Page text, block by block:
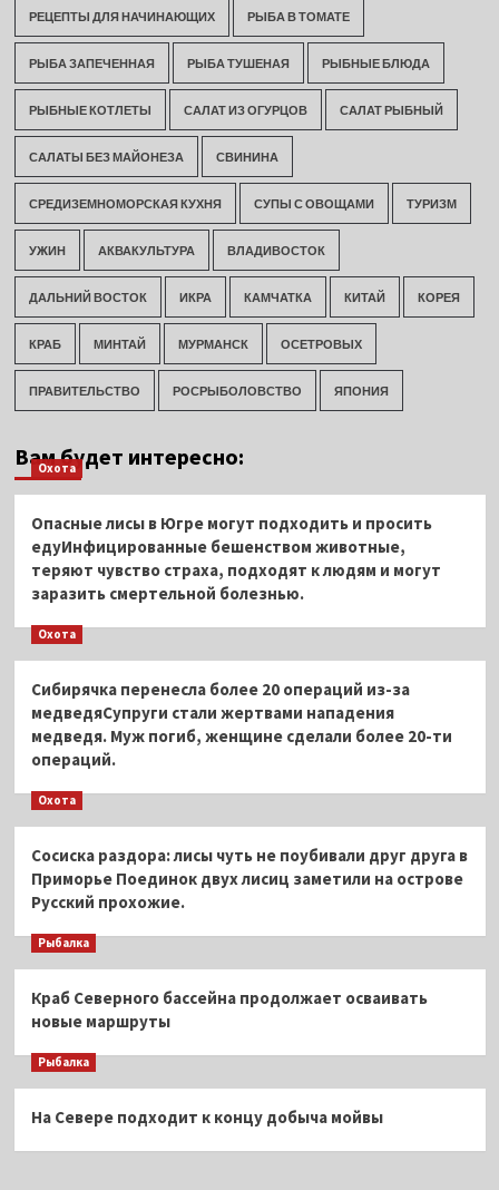
РЕЦЕПТЫ ДЛЯ НАЧИНАЮЩИХ РЫБА В ТОМАТЕ
РЫБА ЗАПЕЧЕННАЯ РЫБА ТУШЕНАЯ РЫБНЫЕ БЛЮДА
РЫБНЫЕ КОТЛЕТЫ САЛАТ ИЗ ОГУРЦОВ САЛАТ РЫБНЫЙ
САЛАТЫ БЕЗ МАЙОНЕЗА СВИНИНА
СРЕДИЗЕМНОМОРСКАЯ КУХНЯ СУПЫ С ОВОЩАМИ ТУРИЗМ
УЖИН АКВАКУЛЬТУРА ВЛАДИВОСТОК
ДАЛЬНИЙ ВОСТОК ИКРА КАМЧАТКА КИТАЙ КОРЕЯ
КРАБ МИНТАЙ МУРМАНСК ОСЕТРОВЫХ
ПРАВИТЕЛЬСТВО РОСРЫБОЛОВСТВО ЯПОНИЯ
Вам будет интересно:
Охота
Опасные лисы в Югре могут подходить и просить
едуИнфицированные бешенством животные,
теряют чувство страха, подходят к людям и могут
заразить смертельной болезнью.
Охота
Сибирячка перенесла более 20 операций из-за
медведяСупруги стали жертвами нападения
медведя. Муж погиб, женщине сделали более 20-ти
операций.
Охота
Сосиска раздора: лисы чуть не поубивали друг друга в
Приморье Поединок двух лисиц заметили на острове
Русский прохожие.
Рыбалка
Краб Северного бассейна продолжает осваивать
новые маршруты
Рыбалка
На Севере подходит к концу добыча мойвы